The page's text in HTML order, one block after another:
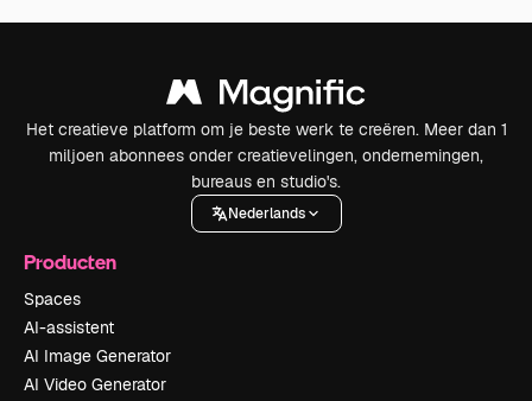
Het creatieve platform om je beste werk te creëren. Meer dan 1
miljoen abonnees onder creatievelingen, ondernemingen,
bureaus en studio's.
Nederlands
Producten
Spaces
AI-assistent
AI Image Generator
AI Video Generator